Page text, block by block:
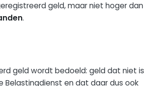
geld, maar niet hoger dan
.
geld wordt bedoeld: geld dat niet is
Belastingdienst en dat daar dus ook